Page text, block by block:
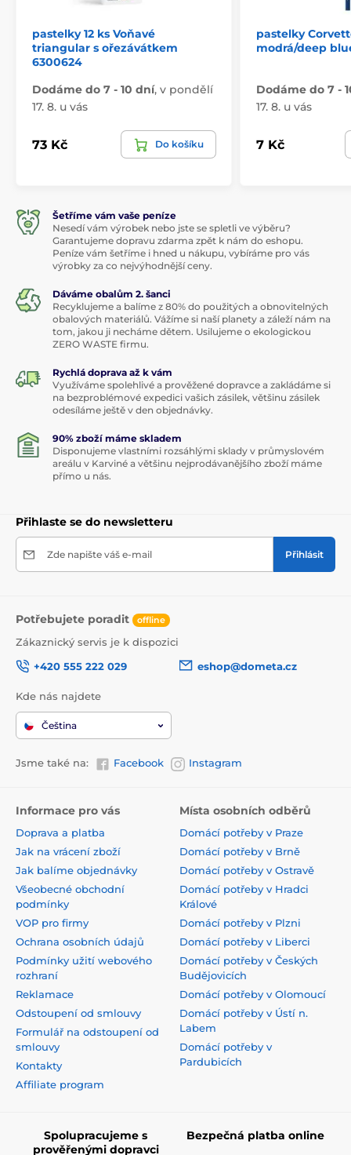
pastelky 12 ks Voňavé
triangular s ořezávátkem
6300624
Dodáme do 7 - 10 dní, v pondělí
17. 8. u vás
73 Kč Do košíku
pastelky
modrá/deep
Dodáme do 7 -
17. 8. u vás
7 Kč
Šetříme vám vaše peníze
Nesedí vám výrobek nebo jste se spletli ve výběru?
Garantujeme dopravu zdarma zpět k nám do eshopu.
Peníze vám šetříme i hned u nákupu, vybíráme pro vás
výrobky za co nejvýhodnější ceny.
Dáváme obalům 2. šanci
Recyklujeme a balíme z 80% do použitých a obnovitelných
obalových materiálů. Vážíme si naší planety a záleží nám na
tom, jakou ji necháme dětem. Usilujeme o ekologickou
ZERO WASTE firmu.
Rychlá doprava až k vám
Využíváme spolehlivé a prověžené dopravce a zakládáme si
na bezproblémové expedici vašich zásilek, většinu zásilek
odesíláme ještě v den objednávky.
90% zboží máme skladem
Disponujeme vlastními rozsáhlými sklady v průmyslovém
areálu v Karviné a většinu nejprodávanějšího zboží máme
přímo u nás.
Přihlaste se do newsletteru
Zde napište váš e-mail Přihlásit
Potřebujete poradit offline
Zákaznický servis je k dispozici
+420 555 222 029
eshop@dometa.cz
Kde nás najdete
Čeština
Jsme také na: Facebook Instagram
Informace pro vás
Doprava a platba
Jak na vrácení zboží
Jak balíme objednávky
Všeobecné obchodní
podmínky
VOP pro firmy
Ochrana osobních údajů
Podmínky užití webového
rozhraní
Reklamace
Odstoupení od smlouvy
Formulář na odstoupení od
smlouvy
Kontakty
Affiliate program
Místa osobních odběrů
Domácí potřeby v Praze
Domácí potřeby v Brně
Domácí potřeby v Ostravě
Domácí potřeby v Hradci
Králové
Domácí potřeby v Plzni
Domácí potřeby v Liberci
Domácí potřeby v Českých
Budějovicích
Domácí potřeby v Olomoucí
Domácí potřeby v Ústí n.
Labem
Domácí potřeby v
Pardubicích
Spolupracujeme s
prověřenými dopravci
Bezpečná platba online